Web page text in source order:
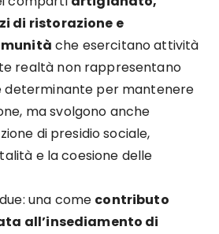
di ristorazione e
che esercitano attività
realtà non rappresentano
per mantenere
ma svolgono anche
di presidio sociale,
e la coesione delle
una come contributo
all’insediamento di